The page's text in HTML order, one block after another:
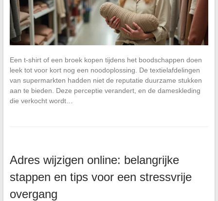
Een t-shirt of een broek kopen tijdens het boodschappen doen
leek tot voor kort nog een noodoplossing. De textielafdelingen
van supermarkten hadden niet de reputatie duurzame stukken
aan te bieden. Deze perceptie verandert, en de dameskleding
die verkocht wordt…
Adres wijzigen online: belangrijke
stappen en tips voor een stressvrije
overgang